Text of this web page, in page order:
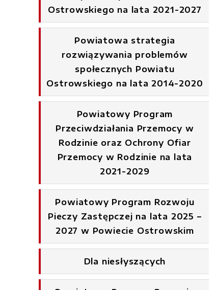
Ostrowskiego na lata 2021-2027
Powiatowa strategia
rozwiązywania problemów
społecznych Powiatu
Ostrowskiego na lata 2014-2020
Powiatowy Program
Przeciwdziałania Przemocy w
Rodzinie oraz Ochrony Ofiar
Przemocy w Rodzinie na lata
2021-2029
Powiatowy Program Rozwoju
Pieczy Zastępczej na lata 2025 –
2027 w Powiecie Ostrowskim
Dla niesłyszących